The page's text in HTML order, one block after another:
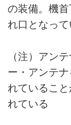
の装備。機
れ口となって
（注）アン
ー・アンテ
れているこ
れている